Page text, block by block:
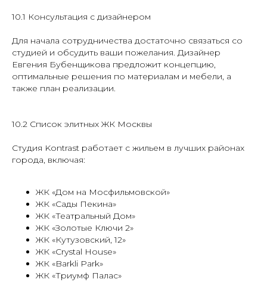
10.1 Консультация с дизайнером
Для начала сотрудничества достаточно связаться со
студией и обсудить ваши пожелания. Дизайнер
Евгения Бубенщикова предложит концепцию,
оптимальные решения по материалам и мебели, а
также план реализации.
10.2 Список элитных ЖК Москвы
Студия Kontrast работает с жильем в лучших районах
города, включая:
ЖК «Дом на Мосфильмовской»
ЖК «Сады Пекина»
ЖК «Театральный Дом»
ЖК «Золотые Ключи 2»
ЖК «Кутузовский, 12»
ЖК «Crystal House»
ЖК «Barkli Park»
ЖК «Триумф Палас»